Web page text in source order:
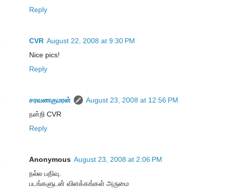
Reply
CVR August 22, 2008 at 9:30 PM
Nice pics!
Reply
சரவணகுமரன்
August 23, 2008 at 12:56 PM
நன்றி CVR
Reply
Anonymous August 23, 2008 at 2:06 PM
நல்ல பதிவு.
படங்களுடன் விளக்கங்கள் அருமை